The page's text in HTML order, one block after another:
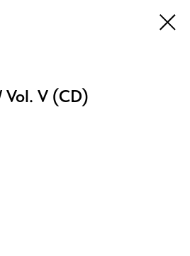
Vol. V (CD)